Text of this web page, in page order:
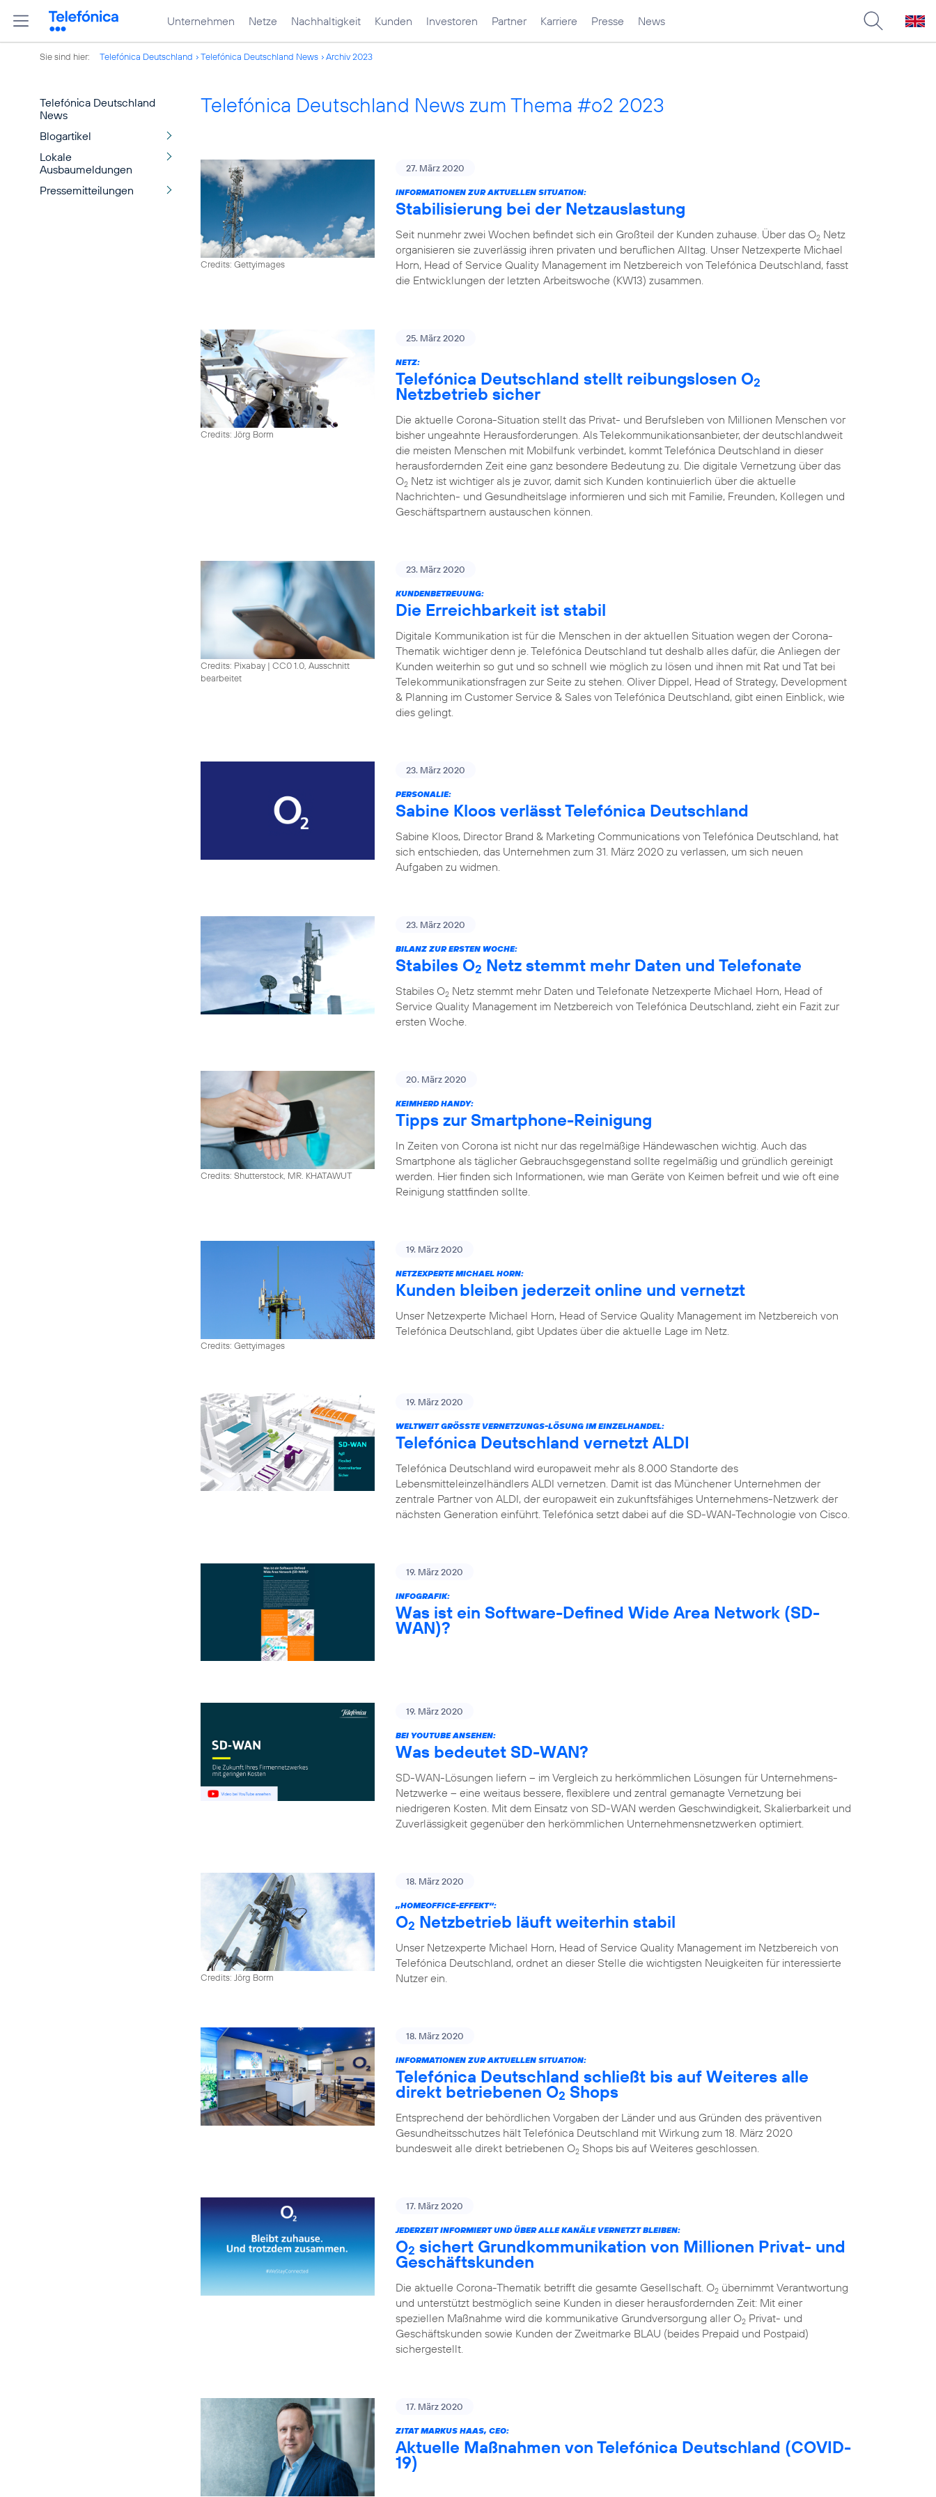
Unternehmen Netze Nachhaltigkeit Kunden Investoren Partner Karriere Presse News
Sie sind hier: Telefónica Deutschland Telefónica Deutschland News Archiv 2023
Telefónica Deutschland
News
Blogartikel
Lokale
Ausbaumeldungen
Pressemitteilungen
Telefónica Deutschland News zum Thema #o2 2023
Credits: Gettyimages
27. März 2020
INFORMATIONEN ZUR AKTUELLEN SITUATION:
Stabilisierung bei der Netzauslastung
Seit nunmehr zwei Wochen befindet sich ein Großteil der Kunden zuhause. Über das O2 Netz
organisieren sie zuverlässig ihren privaten und beruflichen Alltag. Unser Netzexperte Michael
Horn, Head of Service Quality Management im Netzbereich von Telefónica Deutschland, fasst
die Entwicklungen der letzten Arbeitswoche (KW13) zusammen.
Credits: Jörg Borm
25. März 2020
NETZ:
Telefónica Deutschland stellt reibungslosen O2
Netzbetrieb sicher
Die aktuelle Corona-Situation stellt das Privat- und Berufsleben von Millionen Menschen vor
bisher ungeahnte Herausforderungen. Als Telekommunikationsanbieter, der deutschlandweit
die meisten Menschen mit Mobilfunk verbindet, kommt Telefónica Deutschland in dieser
herausfordernden Zeit eine ganz besondere Bedeutung zu. Die digitale Vernetzung über das
O2 Netz ist wichtiger als je zuvor, damit sich Kunden kontinuierlich über die aktuelle
Nachrichten- und Gesundheitslage informieren und sich mit Familie, Freunden, Kollegen und
Geschäftspartnern austauschen können.
Credits: Pixabay | CC0 1.0, Ausschnitt
bearbeitet
23. März 2020
KUNDENBETREUUNG:
Die Erreichbarkeit ist stabil
Digitale Kommunikation ist für die Menschen in der aktuellen Situation wegen der Corona-
Thematik wichtiger denn je. Telefónica Deutschland tut deshalb alles dafür, die Anliegen der
Kunden weiterhin so gut und so schnell wie möglich zu lösen und ihnen mit Rat und Tat bei
Telekommunikationsfragen zur Seite zu stehen. Oliver Dippel, Head of Strategy, Development
& Planning im Customer Service & Sales von Telefónica Deutschland, gibt einen Einblick, wie
dies gelingt.
23. März 2020
PERSONALIE:
Sabine Kloos verlässt Telefónica Deutschland
Sabine Kloos, Director Brand & Marketing Communications von Telefónica Deutschland, hat
sich entschieden, das Unternehmen zum 31. März 2020 zu verlassen, um sich neuen
Aufgaben zu widmen.
23. März 2020
BILANZ ZUR ERSTEN WOCHE:
Stabiles O2 Netz stemmt mehr Daten und Telefonate
Stabiles O2 Netz stemmt mehr Daten und Telefonate Netzexperte Michael Horn, Head of
Service Quality Management im Netzbereich von Telefónica Deutschland, zieht ein Fazit zur
ersten Woche.
Credits: Shutterstock, MR. KHATAWUT
20. März 2020
KEIMHERD HANDY:
Tipps zur Smartphone-Reinigung
In Zeiten von Corona ist nicht nur das regelmäßige Händewaschen wichtig. Auch das
Smartphone als täglicher Gebrauchsgegenstand sollte regelmäßig und gründlich gereinigt
werden. Hier finden sich Informationen, wie man Geräte von Keimen befreit und wie oft eine
Reinigung stattfinden sollte.
Credits: Gettyimages
19. März 2020
NETZEXPERTE MICHAEL HORN:
Kunden bleiben jederzeit online und vernetzt
Unser Netzexperte Michael Horn, Head of Service Quality Management im Netzbereich von
Telefónica Deutschland, gibt Updates über die aktuelle Lage im Netz.
19. März 2020
WELTWEIT GRÖSSTE VERNETZUNGS-LÖSUNG IM EINZELHANDEL:
Telefónica Deutschland vernetzt ALDI
Telefónica Deutschland wird europaweit mehr als 8.000 Standorte des
Lebensmitteleinzelhändlers ALDI vernetzen. Damit ist das Münchener Unternehmen der
zentrale Partner von ALDI, der europaweit ein zukunftsfähiges Unternehmens-Netzwerk der
nächsten Generation einführt. Telefónica setzt dabei auf die SD-WAN-Technologie von Cisco.
19. März 2020
INFOGRAFIK:
Was ist ein Software-Defined Wide Area Network (SD-
WAN)?
19. März 2020
BEI YOUTUBE ANSEHEN:
Was bedeutet SD-WAN?
SD-WAN-Lösungen liefern – im Vergleich zu herkömmlichen Lösungen für Unternehmens-
Netzwerke – eine weitaus bessere, flexiblere und zentral gemanagte Vernetzung bei
niedrigeren Kosten. Mit dem Einsatz von SD-WAN werden Geschwindigkeit, Skalierbarkeit und
Zuverlässigkeit gegenüber den herkömmlichen Unternehmensnetzwerken optimiert.
Credits: Jörg Borm
18. März 2020
„HOMEOFFICE-EFFEKT“:
O2 Netzbetrieb läuft weiterhin stabil
Unser Netzexperte Michael Horn, Head of Service Quality Management im Netzbereich von
Telefónica Deutschland, ordnet an dieser Stelle die wichtigsten Neuigkeiten für interessierte
Nutzer ein.
18. März 2020
INFORMATIONEN ZUR AKTUELLEN SITUATION:
Telefónica Deutschland schließt bis auf Weiteres alle
direkt betriebenen O2 Shops
Entsprechend der behördlichen Vorgaben der Länder und aus Gründen des präventiven
Gesundheitsschutzes hält Telefónica Deutschland mit Wirkung zum 18. März 2020
bundesweit alle direkt betriebenen O2 Shops bis auf Weiteres geschlossen.
17. März 2020
JEDERZEIT INFORMIERT UND ÜBER ALLE KANÄLE VERNETZT BLEIBEN:
O2 sichert Grundkommunikation von Millionen Privat- und
Geschäftskunden
Die aktuelle Corona-Thematik betrifft die gesamte Gesellschaft. O2 übernimmt Verantwortung
und unterstützt bestmöglich seine Kunden in dieser herausfordernden Zeit: Mit einer
speziellen Maßnahme wird die kommunikative Grundversorgung aller O2 Privat- und
Geschäftskunden sowie Kunden der Zweitmarke BLAU (beides Prepaid und Postpaid)
sichergestellt.
17. März 2020
ZITAT MARKUS HAAS, CEO:
Aktuelle Maßnahmen von Telefónica Deutschland (COVID-
19)